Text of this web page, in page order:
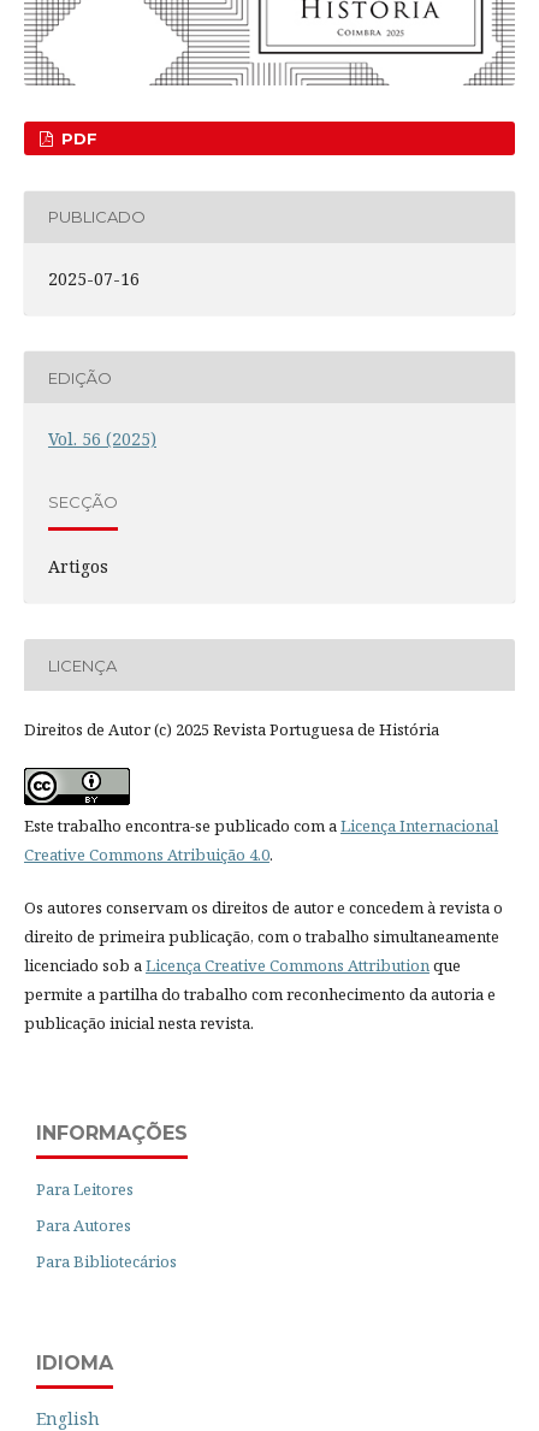
PDF
PUBLICADO
2025-07-16
EDIÇÃO
Vol. 56 (2025)
SECÇÃO
Artigos
LICENÇA
Direitos de Autor (c) 2025 Revista Portuguesa de História
Este trabalho encontra-se publicado com aLicença Internacional
Creative Commons Atribuição 4.0.
Os autores conservam os direitos de autor e concedem à revista o
direito de primeira publicação, com o trabalho simultaneamente
licenciado sob aLicença Creative Commons Attributionque
permite a partilha do trabalho com reconhecimento da autoria e
publicação inicial nesta revista.
INFORMAÇÕES
Para Leitores
Para Autores
Para Bibliotecários
IDIOMA
English